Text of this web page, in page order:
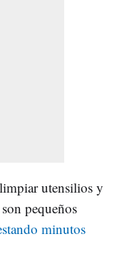
utensilios y
son pequeños
minutos